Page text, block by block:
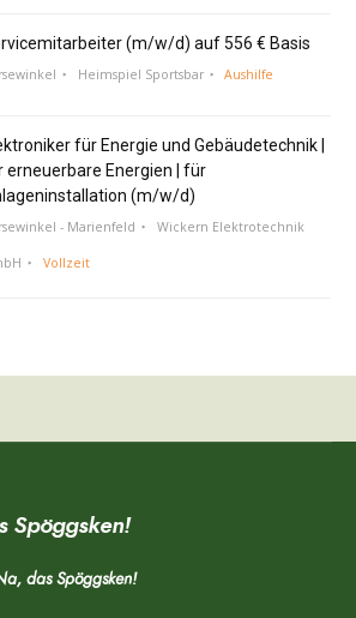
(m/w/d) auf 556 € Basis
Heimspiel Sportsbar Aushilfe
für Energie und Gebäudetechnik |
erneuerbare Energien | für
(m/w/d)
- Marienfeld Wickern Elektrotechnik
Vollzeit
Spöggsken!
das Spöggsken!